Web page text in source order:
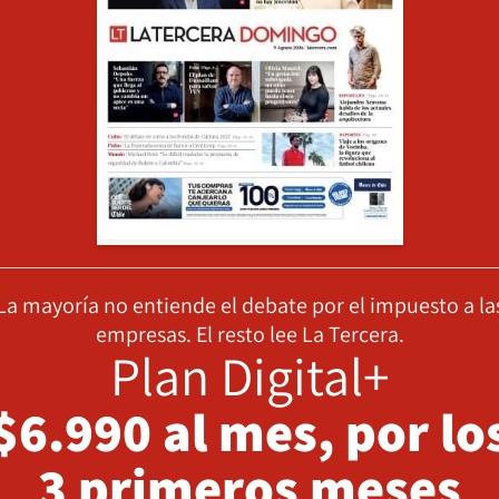
mayoría no entiende el debate por el impuesto a
empresas. El resto lee La Tercera.
Plan Digital+
al mes, por